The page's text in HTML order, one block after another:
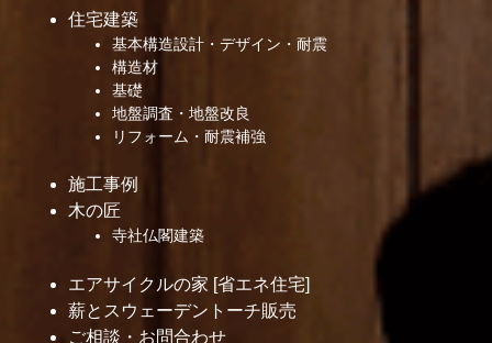
住宅建築
基本構造設計・デザイン・耐震
構造材
基礎
地盤調査・地盤改良
リフォーム・耐震補強
施工事例
木の匠
寺社仏閣建築
エアサイクルの家 [省エネ住宅]
薪とスウェーデントーチ販売
ご相談・お問合わせ